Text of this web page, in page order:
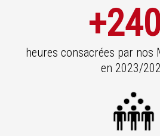
heures consacrées par nos
en 2023/